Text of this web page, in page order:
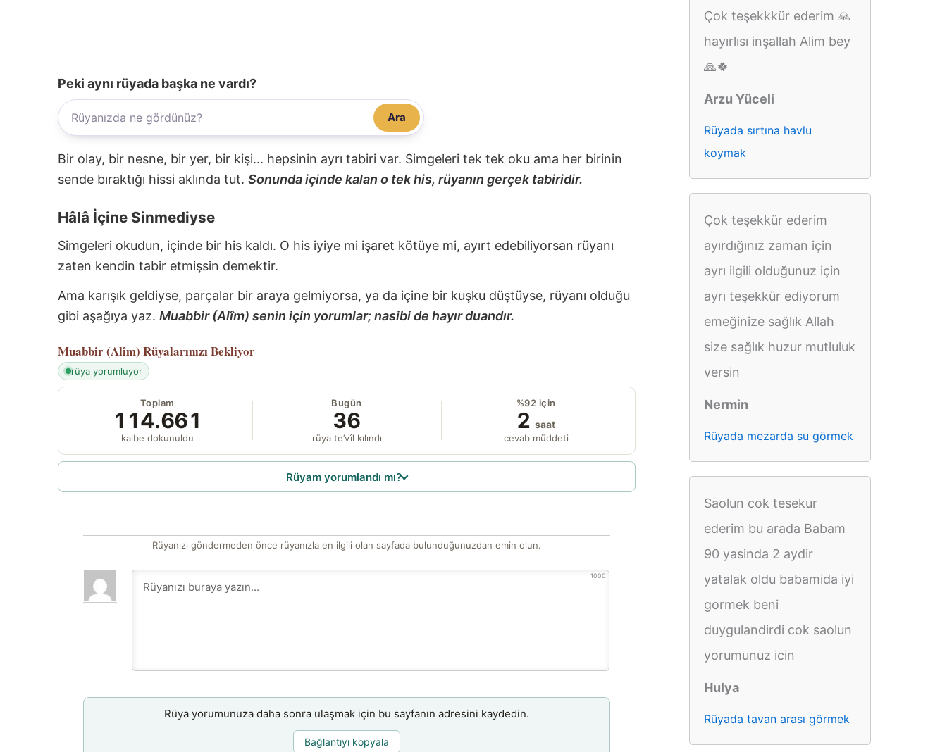
Peki aynı rüyada başka ne vardı?
Ara
Bir olay, bir nesne, bir yer, bir kişi... hepsinin ayrı tabiri var. Simgeleri tek tek oku ama her birinin
sende bıraktığı hissi aklında tut. Sonunda içinde kalan o tek his, rüyanın gerçek tabiridir.
Hâlâ İçine Sinmediyse
Simgeleri okudun, içinde bir his kaldı. O his iyiye mi işaret kötüye mi, ayırt edebiliyorsan rüyanı
zaten kendin tabir etmişsin demektir.
Ama karışık geldiyse, parçalar bir araya gelmiyorsa, ya da içine bir kuşku düştüyse, rüyanı olduğu
gibi aşağıya yaz. Muabbir (Alîm) senin için yorumlar; nasibi de hayır duandır.
Muabbir (Alîm) Rüyalarınızı Bekliyor
rüya yorumluyor
Toplam
114.661
kalbe dokunuldu
Bugün
36
rüya te’vîl kılındı
%92 için
2 saat
cevab müddeti
Rüyam yorumlandı mı?
Rüyanızı göndermeden önce rüyanızla en ilgili olan sayfada bulunduğunuzdan emin olun.
1000
Rüya yorumunuza daha sonra ulaşmak için bu sayfanın adresini kaydedin.
Bağlantıyı kopyala
Çok teşekkkür ederim 🙏
hayırlısı inşallah Alim bey
🙏🍀
Arzu Yüceli
Rüyada sırtına havlu
koymak
Çok teşekkür ederim
ayırdığınız zaman için
ayrı ilgili olduğunuz için
ayrı teşekkür ediyorum
emeğinize sağlık Allah
size sağlık huzur mutluluk
versin
Nermin
Rüyada mezarda su görmek
Saolun cok tesekur
ederim bu arada Babam
90 yasinda 2 aydir
yatalak oldu babamida iyi
gormek beni
duygulandirdi cok saolun
yorumunuz icin
Hulya
Rüyada tavan arası görmek